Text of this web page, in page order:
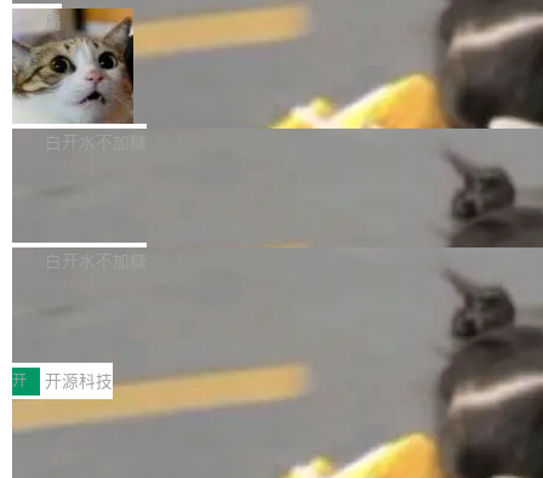
是把这段空隙补上。 回退到任何一次编辑：Delt
aDB 捕获 commit 之间的每一次操作，...
微软同期总资本开支的四成。 与亚马逊、Alpha
bet、微软以及 Meta 等传统科技巨头相比，Spa
ceXAI的资金消耗速度尤为引人瞩目。然而，支
撑庞大支出的资金来源却呈现出截然不同的面
貌。数据显示，微软和 Meta 主要依托充沛的经
一个在终端里运行的编程 agent；Muse Spark
1.2，驱动这个 agent 的新模型。一句话概括：
你可以用 curl -fsSL https://dev.meta.ai/install.
sh | bash 安装一个能在大项目里自动规划、写
代码、验证结果的 AI 终端工具。 据介绍，Muse
个主 agent 循环，外加一组后台 agent。这些后
局
美团开源 LoHoSearch，用知识图谱校
准 AI 能力认知
机器出题的前提，是让机器拥有全局视野。整个
构建流程可以分为四个环节：建图 → 控制难度
白开水不加糖
库，并将作为transport接入Mooncake TENT。
MPComm将作为一种传输引擎接入Mooncake T
ENT，实现零拷贝传输性能提升30%、非零拷贝
传输性能最高提升5倍。UCL-MPComm底层基
于自研UCL-Engine通信引擎，后续腾讯网平将
白开水不加糖
型案例入选名单》，深信服“面向企业研发场景的
开源 AI 编程平台 CoStrict 应用”凭借卓越的技术
创新与落地成效成功入选。 全链路私有化部署，
助力企业AI研发安全落地 当前，越来越多企业已
开 开源科技
深信服AI算力网关入选工信部人工智能
前不久，工业和信息化部正式发布《2025年人工